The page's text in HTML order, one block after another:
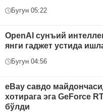
Бугун 05:22
OpenAI сунъий
янги гаджет устида
Бугун 04:56
eBay савдо
хотирага эга GeForce
бўлди